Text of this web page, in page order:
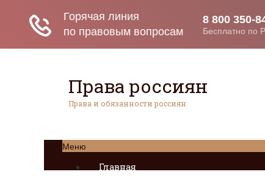
Права россиян
Права и обязанности россиян
Меню
Главная